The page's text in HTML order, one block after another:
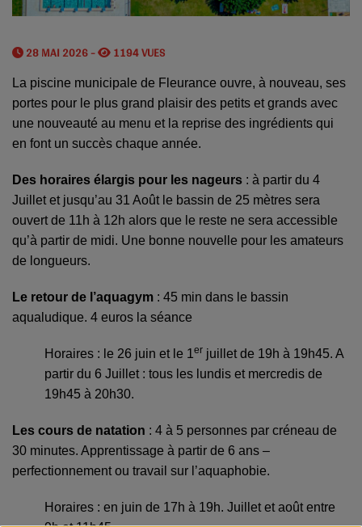
28 MAI 2026 - 1194 VUES
La piscine municipale de Fleurance ouvre, à nouveau, ses
portes pour le plus grand plaisir des petits et grands avec
une nouveauté au menu et la reprise des ingrédients qui
en font un succès chaque année.
Des horaires élargis pour les nageurs : à partir du 4
Juillet et jusqu’au 31 Août le bassin de 25 mètres sera
ouvert de 11h à 12h alors que le reste ne sera accessible
qu’à partir de midi. Une bonne nouvelle pour les amateurs
de longueurs.
Le retour de l’aquagym : 45 min dans le bassin
aqualudique. 4 euros la séance
Horaires : le 26 juin et le 1er juillet de 19h à 19h45. A
partir du 6 Juillet : tous les lundis et mercredis de
19h45 à 20h30.
Les cours de natation : 4 à 5 personnes par créneau de
30 minutes. Apprentissage à partir de 6 ans –
perfectionnement ou travail sur l’aquaphobie.
Horaires : en juin de 17h à 19h. Juillet et août entre